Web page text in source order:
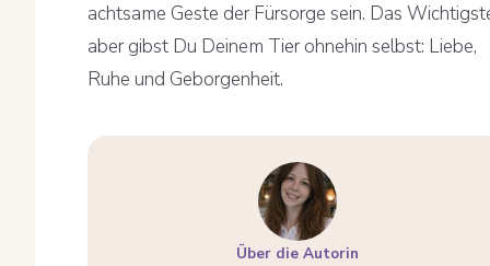
achtsame Geste der Fürsorge sein. Das
aber gibst Du Deinem Tier ohnehin selbst: Liebe,
Ruhe und Geborgenheit.
Über die Autorin